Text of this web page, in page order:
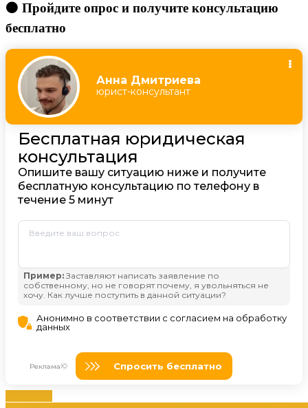
🟠 Пройдите опрос и получите консультацию
бесплатно